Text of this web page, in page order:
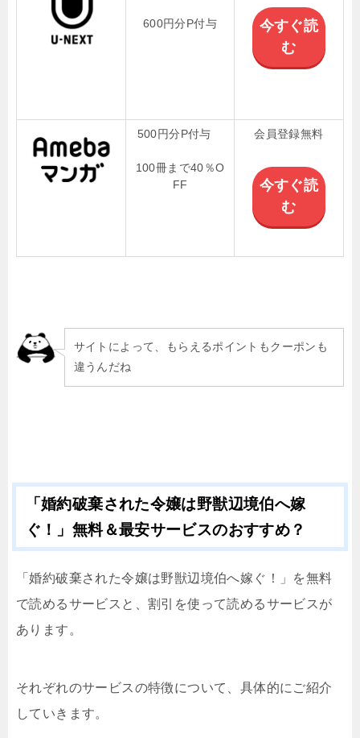
600円分P付与
今すぐ読
む
500円分P付与
100冊まで40％O
FF
会員登録無料
今すぐ読
む
サイトによって、もらえるポイントもクーポンも
違うんだね
「婚約破棄された令嬢は野獣辺境伯へ嫁
ぐ！」無料＆最安サービスのおすすめ？
「婚約破棄された令嬢は野獣辺境伯へ嫁ぐ！」を無料
で読めるサービスと、割引を使って読めるサービスが
あります。
それぞれのサービスの特徴について、具体的にご紹介
していきます。